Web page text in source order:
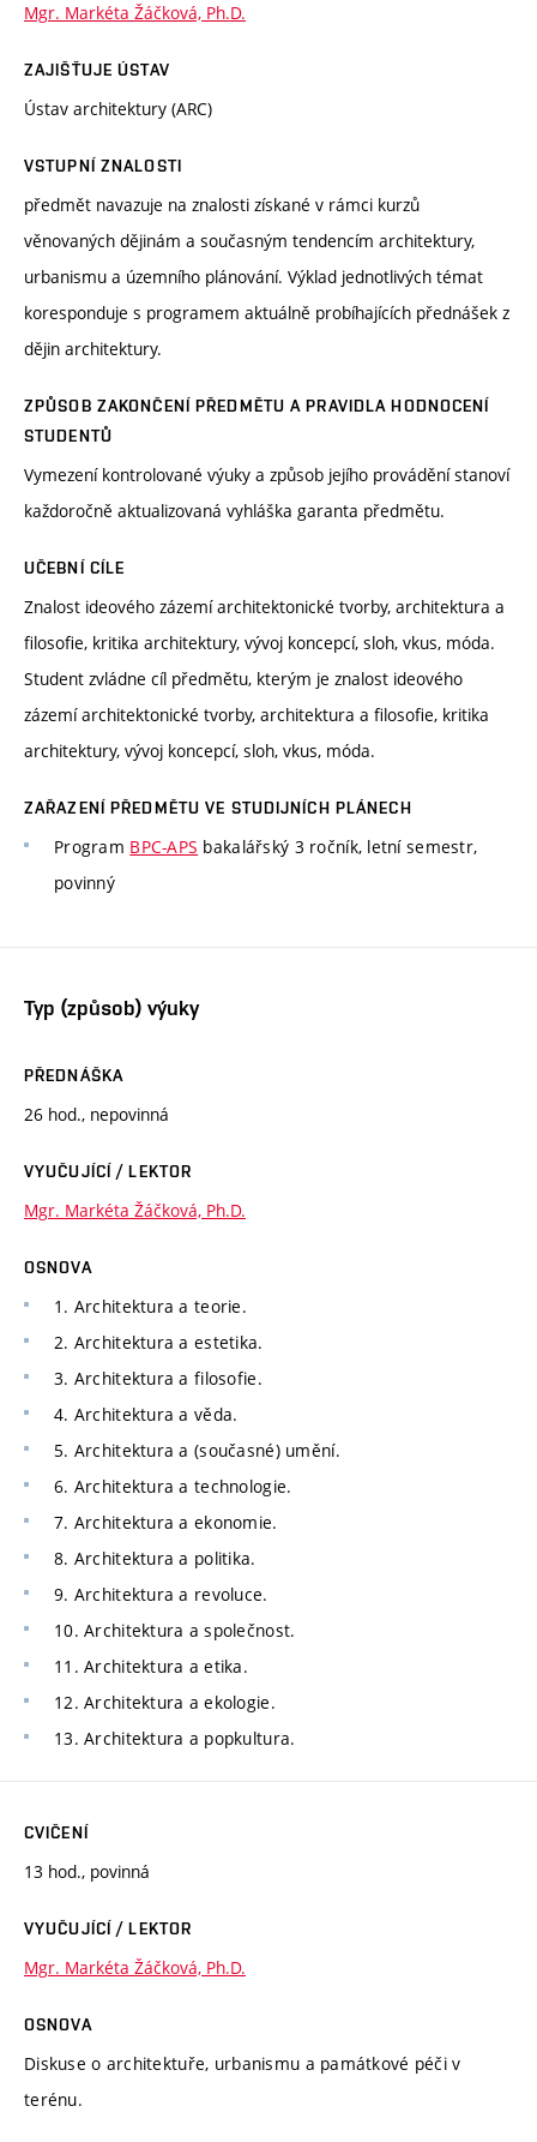
Mgr. Markéta Žáčková, Ph.D.
ZAJIŠŤUJE ÚSTAV
Ústav architektury (ARC)
VSTUPNÍ ZNALOSTI
předmět navazuje na znalosti získané v rámci kurzů
věnovaných dějinám a současným tendencím architektury,
urbanismu a územního plánování. Výklad jednotlivých témat
koresponduje s programem aktuálně probíhajících přednášek z
dějin architektury.
ZPŮSOB ZAKONČENÍ PŘEDMĚTU A PRAVIDLA HODNOCENÍ
STUDENTŮ
Vymezení kontrolované výuky a způsob jejího provádění stanoví
každoročně aktualizovaná vyhláška garanta předmětu.
UČEBNÍ CÍLE
Znalost ideového zázemí architektonické tvorby, architektura a
filosofie, kritika architektury, vývoj koncepcí, sloh, vkus, móda.
Student zvládne cíl předmětu, kterým je znalost ideového
zázemí architektonické tvorby, architektura a filosofie, kritika
architektury, vývoj koncepcí, sloh, vkus, móda.
ZAŘAZENÍ PŘEDMĚTU VE STUDIJNÍCH PLÁNECH
Program BPC-APS bakalářský 3 ročník, letní semestr,
povinný
Typ (způsob) výuky
PŘEDNÁŠKA
26 hod., nepovinná
VYUČUJÍCÍ / LEKTOR
Mgr. Markéta Žáčková, Ph.D.
OSNOVA
1. Architektura a teorie.
2. Architektura a estetika.
3. Architektura a filosofie.
4. Architektura a věda.
5. Architektura a (současné) umění.
6. Architektura a technologie.
7. Architektura a ekonomie.
8. Architektura a politika.
9. Architektura a revoluce.
10. Architektura a společnost.
11. Architektura a etika.
12. Architektura a ekologie.
13. Architektura a popkultura.
CVIČENÍ
13 hod., povinná
VYUČUJÍCÍ / LEKTOR
Mgr. Markéta Žáčková, Ph.D.
OSNOVA
Diskuse o architektuře, urbanismu a památkové péči v
terénu.